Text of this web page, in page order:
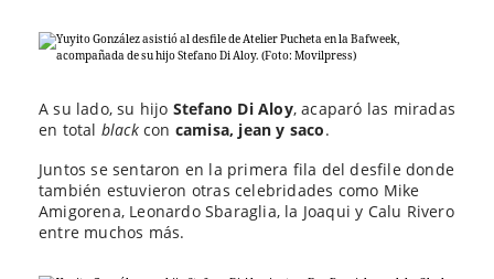
A su lado, su hijo Stefano Di Aloy, acaparó las miradas
en total blackcon camisa, jean y saco.
Juntos se sentaron en la primera fila del desfile donde
también estuvieron otras celebridades como Mike
Amigorena, Leonardo Sbaraglia, la Joaqui y Calu Rivero
entre muchos más.